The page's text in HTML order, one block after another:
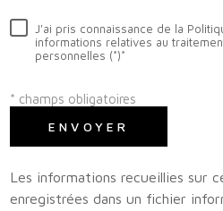
J'ai pris connaissance de la
informations relatives au
personnelles (*)*
* champs obligatoires
ENVOYER
Les informations recueillies sur
enregistrées dans un fichier